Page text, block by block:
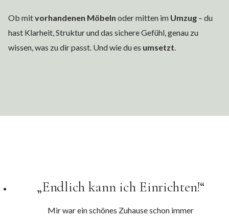
Ob mitvorhandenen Möbeln oder mitten im Umzug – du
hast Klarheit, Struktur und das sichere Gefühl, genau zu
wissen, was zu dir passt. Und wie du es umsetzt.
„Endlich kann ich Einrichten!“
Mir war ein schönes Zuhause schon immer